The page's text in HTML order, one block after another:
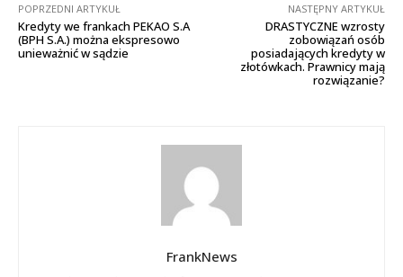
POPRZEDNI ARTYKUŁ
Kredyty we frankach PEKAO S.A
(BPH S.A.) można ekspresowo
unieważnić w sądzie
NASTĘPNY ARTYKUŁ
DRASTYCZNE wzrosty
zobowiązań osób
posiadających kredyty w
złotówkach. Prawnicy mają
rozwiązanie?
FrankNews